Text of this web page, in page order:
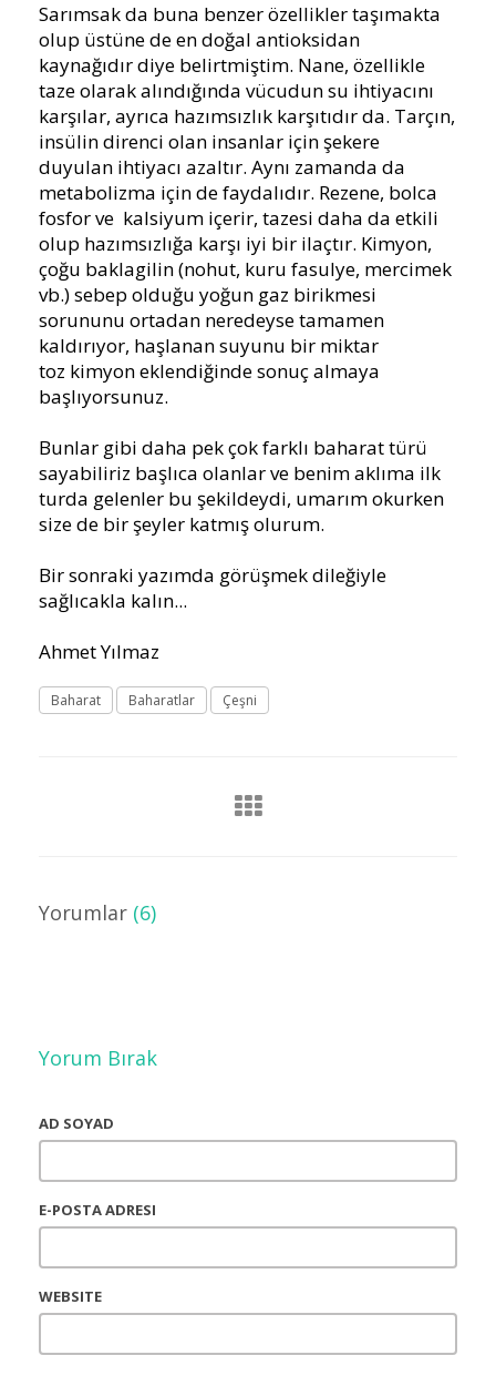
Sarımsak da buna benzer özellikler taşımakta
olup üstüne de en doğal antioksidan
kaynağıdır diye belirtmiştim. Nane, özellikle
taze olarak alındığında vücudun su ihtiyacını
karşılar, ayrıca hazımsızlık karşıtıdır da. Tarçın,
insülin direnci olan insanlar için şekere
duyulan ihtiyacı azaltır. Aynı zamanda da
metabolizma için de faydalıdır. Rezene, bolca
fosfor ve kalsiyum içerir, tazesi daha da etkili
olup hazımsızlığa karşı iyi bir ilaçtır. Kimyon,
çoğu baklagilin (nohut, kuru fasulye, mercimek
vb.) sebep olduğu yoğun gaz birikmesi
sorununu ortadan neredeyse tamamen
kaldırıyor, haşlanan suyunu bir miktar
toz kimyon eklendiğinde sonuç almaya
başlıyorsunuz.
Bunlar gibi daha pek çok farklı baharat türü
sayabiliriz başlıca olanlar ve benim aklıma ilk
turda gelenler bu şekildeydi, umarım okurken
size de bir şeyler katmış olurum.
Bir sonraki yazımda görüşmek dileğiyle
sağlıcakla kalın...
Ahmet Yılmaz
Baharat Baharatlar Çeşni
Yorumlar (6)
Yorum Bırak
AD SOYAD
E-POSTA ADRESI
WEBSITE